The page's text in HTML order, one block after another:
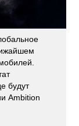
будут
Ambition